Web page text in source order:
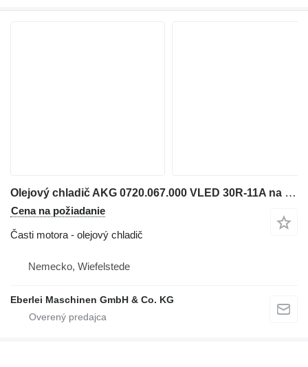
Olejový chladič AKG 0720.067.000 VLED 30R-11A na kompresora
Cena na požiadanie
Časti motora - olejový chladič
Nemecko, Wiefelstede
Eberlei Maschinen GmbH & Co. KG